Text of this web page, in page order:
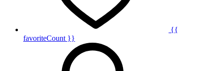
{{
favoriteCount }}